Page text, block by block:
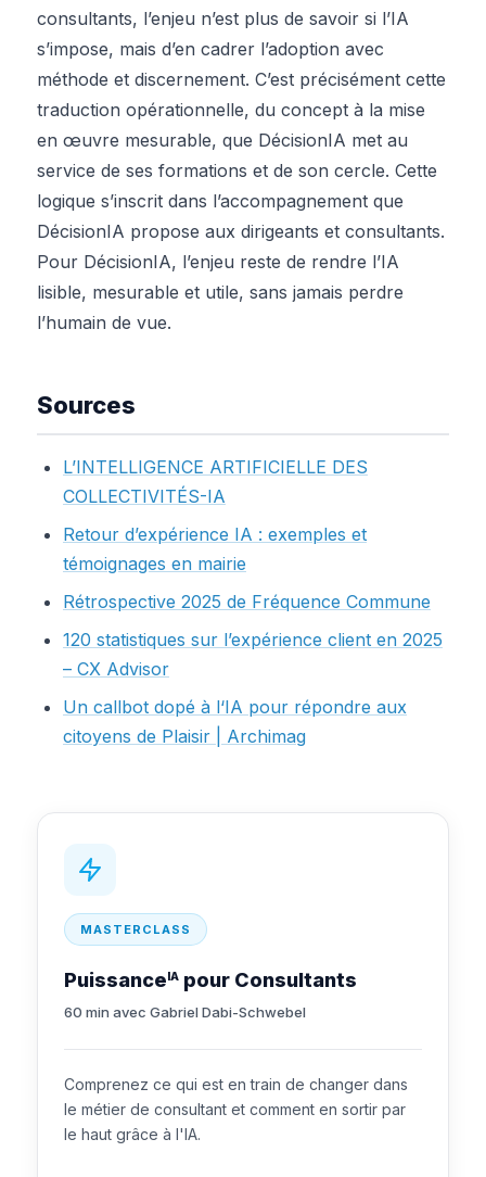
consultants, l’enjeu n’est plus de savoir si l’IA
s’impose, mais d’en cadrer l’adoption avec
méthode et discernement. C’est précisément cette
traduction opérationnelle, du concept à la mise
en œuvre mesurable, que DécisionIA met au
service de ses formations et de son cercle. Cette
logique s’inscrit dans l’accompagnement que
DécisionIA propose aux dirigeants et consultants.
Pour DécisionIA, l’enjeu reste de rendre l’IA
lisible, mesurable et utile, sans jamais perdre
l’humain de vue.
Sources
L’INTELLIGENCE ARTIFICIELLE DES
COLLECTIVITÉS-IA
Retour d’expérience IA : exemples et
témoignages en mairie
Rétrospective 2025 de Fréquence Commune
120 statistiques sur l’expérience client en 2025
– CX Advisor
Un callbot dopé à l‘IA pour répondre aux
citoyens de Plaisir | Archimag
MASTERCLASS
Puissance IA pour Consultants
60 min avec Gabriel Dabi-Schwebel
Comprenez ce qui est en train de changer dans
le métier de consultant et comment en sortir par
le haut grâce à l'IA.